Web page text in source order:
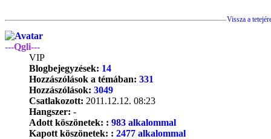
Vissza a
---Qgli---
VIP
Blogbejegyzések: 14
Hozzászólások a témában: 331
Hozzászólások: 3049
Csatlakozott: 2011.12.12. 08:23
Hangszer: -
Adott köszönetek: : 983 alkalommal
Kapott köszönetek: : 2477 alkalommal